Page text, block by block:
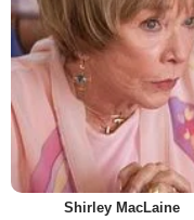
Shirley MacLaine